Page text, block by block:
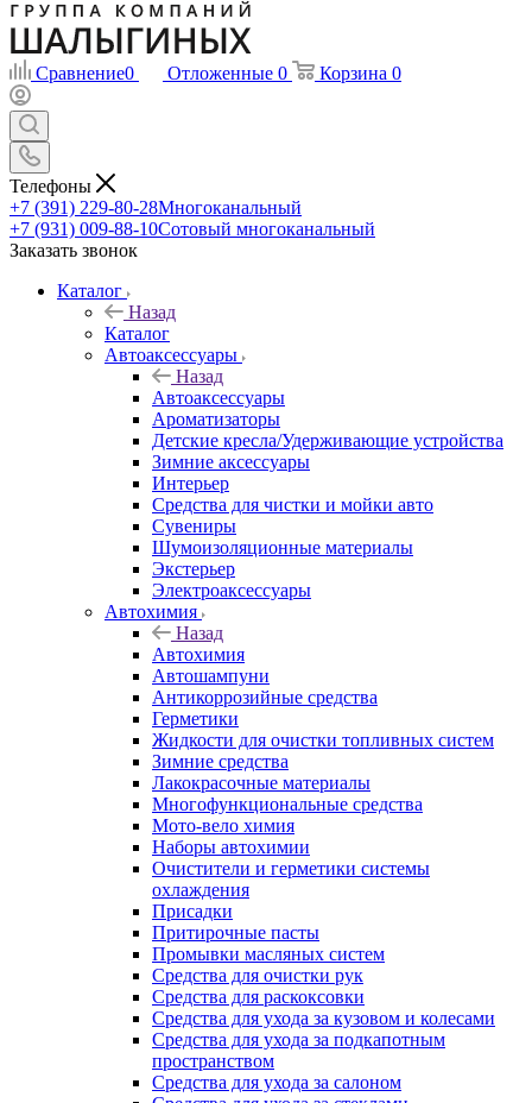
Сравнение0 Отложенные 0 Корзина 0
Телефоны
+7 (391) 229-80-28Многоканальный
+7 (931) 009-88-10Сотовый многоканальный
Заказать звонок
Каталог
Назад
Каталог
Автоаксессуары
Назад
Автоаксессуары
Ароматизаторы
Детские кресла/Удерживающие устройства
Зимние аксессуары
Интерьер
Средства для чистки и мойки авто
Сувениры
Шумоизоляционные материалы
Экстерьер
Электроаксессуары
Автохимия
Назад
Автохимия
Автошампуни
Антикоррозийные средства
Герметики
Жидкости для очистки топливных систем
Зимние средства
Лакокрасочные материалы
Многофункциональные средства
Мото-вело химия
Наборы автохимии
Очистители и герметики системы
охлаждения
Присадки
Притирочные пасты
Промывки масляных систем
Средства для очистки рук
Средства для раскоксовки
Средства для ухода за кузовом и колесами
Средства для ухода за подкапотным
пространством
Средства для ухода за салоном